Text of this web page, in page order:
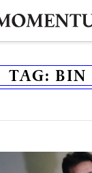
TAG: BIN